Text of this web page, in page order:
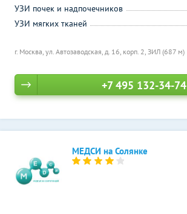
г. Москва, ул. Автозаводская, д. 16, корп. 2, ЗИЛ (687 м)
УЗИ почек и надпочечников
УЗИ мягких тканей
+7 495 132-34-74
МЕДСИ на Солянке